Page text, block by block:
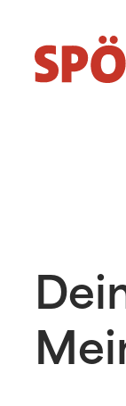
Inhalt
springen